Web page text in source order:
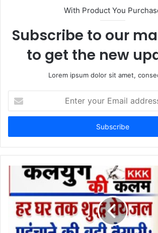
e
With Product You
Subscribe to our
to get the new
Lorem ipsum dolor sit amet,
t
r
y
E